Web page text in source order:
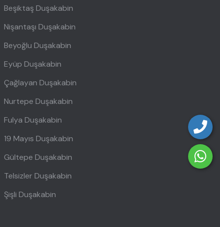
Beşiktaş Duşakabin
Nişantaşı Duşakabin
Beyoğlu Duşakabin
Eyüp Duşakabin
Çağlayan Duşakabin
Nurtepe Duşakabin
Fulya Duşakabin
19 Mayıs Duşakabin
Gültepe Duşakabin
Telsizler Duşakabin
Şişli Duşakabin